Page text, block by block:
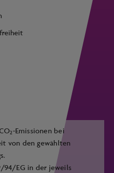
2-Emissionen bei
von den gewählten
94/EG in der jeweils